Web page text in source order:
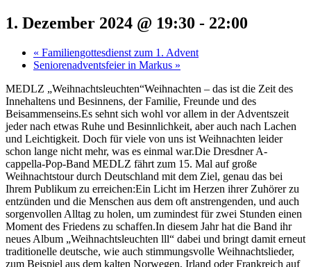
1. Dezember 2024 @ 19:30 - 22:00
« Familiengottesdienst zum 1. Advent
Seniorenadventsfeier in Markus »
MEDLZ „Weihnachtsleuchten“Weihnachten – das ist die Zeit des
Innehaltens und Besinnens, der Familie, Freunde und des
Beisammenseins.Es sehnt sich wohl vor allem in der Adventszeit
jeder nach etwas Ruhe und Besinnlichkeit, aber auch nach Lachen
und Leichtigkeit. Doch für viele von uns ist Weihnachten leider
schon lange nicht mehr, was es einmal war.Die Dresdner A-
cappella-Pop-Band MEDLZ fährt zum 15. Mal auf große
Weihnachtstour durch Deutschland mit dem Ziel, genau das bei
Ihrem Publikum zu erreichen:Ein Licht im Herzen ihrer Zuhörer zu
entzünden und die Menschen aus dem oft anstrengenden, und auch
sorgenvollen Alltag zu holen, um zumindest für zwei Stunden einen
Moment des Friedens zu schaffen.In diesem Jahr hat die Band ihr
neues Album „Weihnachtsleuchten lll“ dabei und bringt damit erneut
traditionelle deutsche, wie auch stimmungsvolle Weihnachtslieder,
zum Beispiel aus dem kalten Norwegen, Irland oder Frankreich auf